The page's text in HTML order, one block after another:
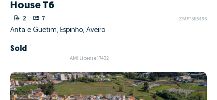
House T6
2 7 ZMPT568493
Anta e Guetim, Espinho, Aveiro
Sold
AMI License 17432